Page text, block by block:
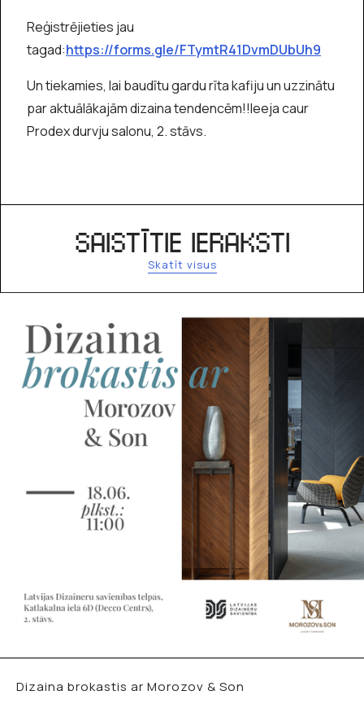
Reģistrējieties jau
tagad:https://forms.gle/FTymtR41DvmDUbUh9
Un tiekamies, lai baudītu gardu rīta kafiju un uzzinātu
par aktuālākajām dizaina tendencēm!!Ieeja caur
Prodex durvju salonu, 2. stāvs.
SAISTĪTIE IERAKSTI
Skatīt visus
Dizaina brokastis ar Morozov & Son